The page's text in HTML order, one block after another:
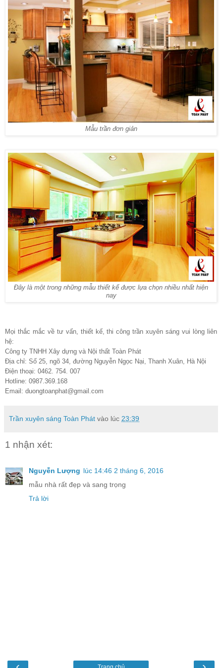
Mẫu trần đơn giản
Đây là một trong những mẫu thiết kế được lựa chọn nhiều nhất hiện
nay
Mọi thắc mắc về tư vấn, thiết kế, thi công trần xuyên sáng vui lòng liên
hệ:
Công ty TNHH Xây dựng và Nội thất Toàn Phát
Địa chỉ: Số 25, ngõ 34, đường Nguyễn Ngọc Nại, Thanh Xuân, Hà Nội
Điện thoại: 0462. 754. 007
Hotline: 0987.369.168
Email: duongtoanphat@gmail.com
Trần xuyên sáng Toàn Phát vào lúc 23:39
1 nhận xét:
Nguyễn Lượng lúc 14:46 2 tháng 6, 2016
mẫu nhà rất đẹp và sang trọng
Trả lời